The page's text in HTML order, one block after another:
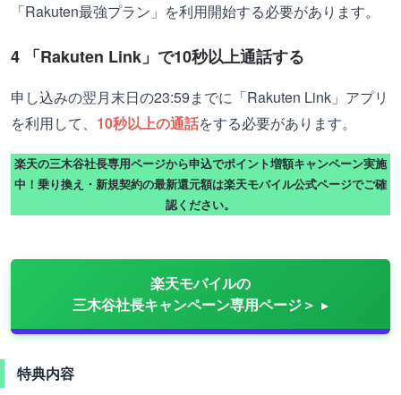
「Rakuten最強プラン」を利用開始する必要があります。
4 「Rakuten Link」で10秒以上通話する
申し込みの翌月末日の23:59までに「Rakuten Link」アプリ
を利用して、 10秒以上の通話をする必要があります。
楽天の三木谷社長専用ページから申込でポイント増額キャンペーン実施
中！乗り換え・新規契約の最新還元額は楽天モバイル公式ページでご確
認ください。
楽天モバイルの
三木谷社長キャンペーン専用ページ＞
特典内容